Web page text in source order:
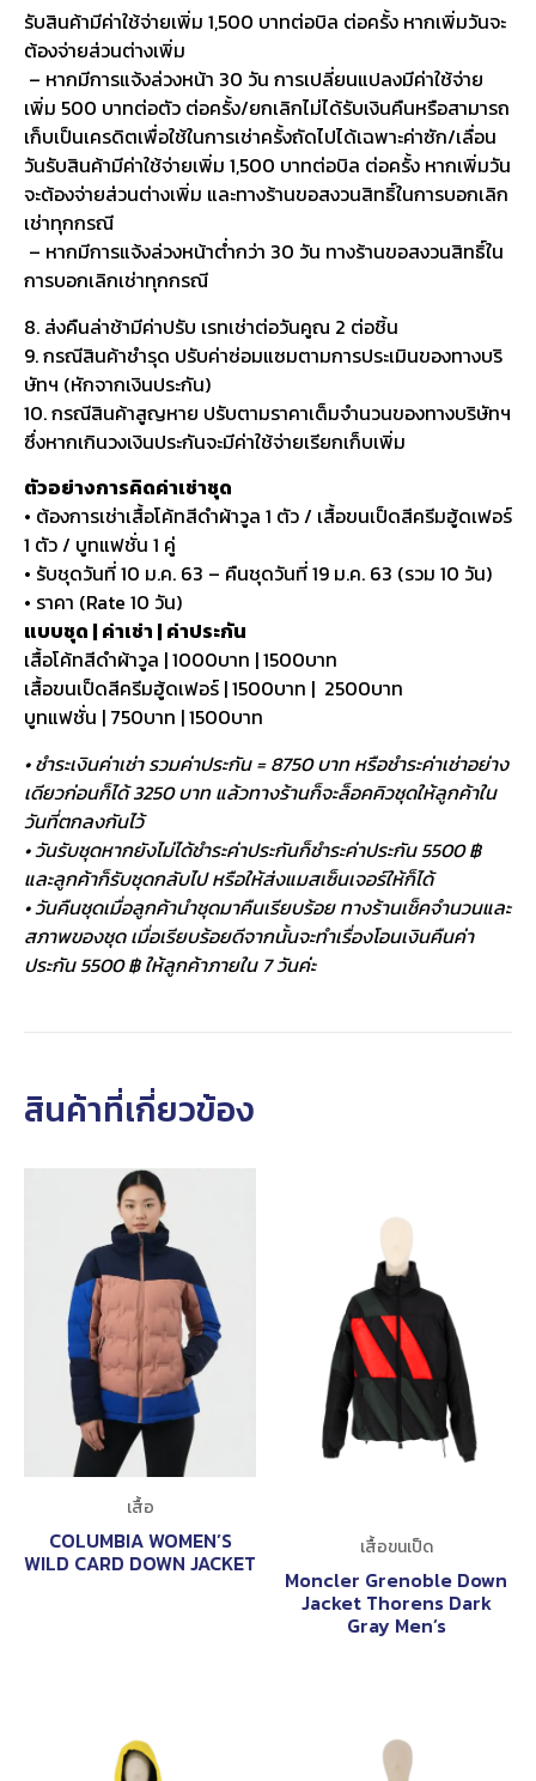
รับสินค้ามีค่าใช้จ่ายเพิ่ม 1,500 บาทต่อบิล ต่อครั้ง หากเพิ่มวันจะ
ต้องจ่ายส่วนต่างเพิ่ม
– หากมีการแจ้งล่วงหน้า 30 วัน การเปลี่ยนแปลงมีค่าใช้จ่าย
เพิ่ม 500 บาทต่อตัว ต่อครั้ง/ยกเลิกไม่ได้รับเงินคืนหรือสามารถ
เก็บเป็นเครดิตเพื่อใช้ในการเช่าครั้งถัดไปได้เฉพาะค่าซัก/เลื่อน
วันรับสินค้ามีค่าใช้จ่ายเพิ่ม 1,500 บาทต่อบิล ต่อครั้ง หากเพิ่มวัน
จะต้องจ่ายส่วนต่างเพิ่ม และทางร้านขอสงวนสิทธิ์ในการบอกเลิก
เช่าทุกกรณี
– หากมีการแจ้งล่วงหน้าต่ำกว่า 30 วัน ทางร้านขอสงวนสิทธิ์ใน
การบอกเลิกเช่าทุกกรณี
8. ส่งคืนล่าช้ามีค่าปรับ เรทเช่าต่อวันคูณ 2 ต่อชิ้น
9. กรณีสินค้าชำรุด ปรับค่าซ่อมแซมตามการประเมินของทางบริ
ษัทฯ (หักจากเงินประกัน)
10. กรณีสินค้าสูญหาย ปรับตามราคาเต็มจำนวนของทางบริษัทฯ
ซึ่งหากเกินวงเงินประกันจะมีค่าใช้จ่ายเรียกเก็บเพิ่ม
ตัวอย่างการคิดค่าเช่าชุด
• ต้องการเช่าเสื้อโค้ทสีดำผ้าวูล 1 ตัว / เสื้อขนเป็ดสีครีมฮู้ดเฟอร์
1 ตัว / บูทแฟชั่น 1 คู่
• รับชุดวันที่ 10 ม.ค. 63 – คืนชุดวันที่ 19 ม.ค. 63 (รวม 10 วัน)
• ราคา (Rate 10 วัน)
แบบชุด | ค่าเช่า | ค่าประกัน
เสื้อโค้ทสีดำผ้าวูล | 1000บาท | 1500บาท
เสื้อขนเป็ดสีครีมฮู้ดเฟอร์ | 1500บาท | 2500บาท
บูทแฟชั่น | 750บาท | 1500บาท
• ชำระเงินค่าเช่า รวมค่าประกัน = 8750 บาท หรือชำระค่าเช่าอย่าง
เดียวก่อนก็ได้ 3250 บาท แล้วทางร้านก็จะล็อคคิวชุดให้ลูกค้าใน
วันที่ตกลงกันไว้
• วันรับชุดหากยังไม่ได้ชำระค่าประกันก็ชำระค่าประกัน 5500 ฿
และลูกค้าก็รับชุดกลับไป หรือให้ส่งแมสเซ็นเจอร์ให้ก็ได้
• วันคืนชุดเมื่อลูกค้านำชุดมาคืนเรียบร้อย ทางร้านเช็คจำนวนและ
สภาพของชุด เมื่อเรียบร้อยดีจากนั้นจะทำเรื่องโอนเงินคืนค่า
ประกัน 5500 ฿ ให้ลูกค้าภายใน 7 วันค่ะ
สินค้าที่เกี่ยวข้อง
เสื้อ
COLUMBIA WOMEN’S
WILD CARD DOWN JACKET
เสื้อขนเป็ด
Moncler Grenoble Down
Jacket Thorens Dark
Gray Men’s